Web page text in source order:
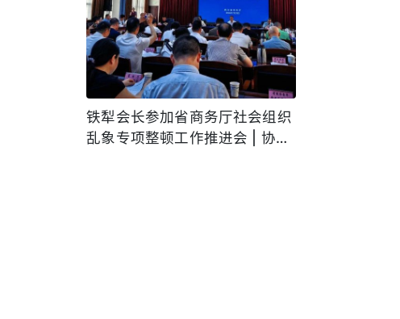
铁犁会长参加省商务厅社会组织
乱象专项整顿工作推进会 | 协会